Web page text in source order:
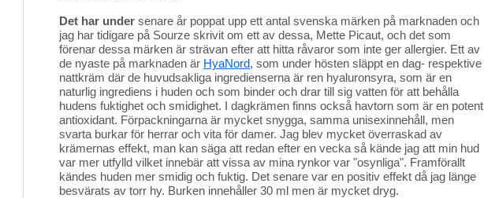
Det har under senare år poppat upp ett antal svenska märken på marknaden och
jag har tidigare på Sourze skrivit om ett av dessa, Mette Picaut, och det som
förenar dessa märken är strävan efter att hitta råvaror som inte ger allergier. Ett av
de nyaste på marknaden är HyaNord, som under hösten släppt en dag- respektive
nattkräm där de huvudsakliga ingredienserna är ren hyaluronsyra, som är en
naturlig ingrediens i huden och som binder och drar till sig vatten för att behålla
hudens fuktighet och smidighet. I dagkrämen finns också havtorn som är en potent
antioxidant. Förpackningarna är mycket snygga, samma unisexinnehåll, men
svarta burkar för herrar och vita för damer. Jag blev mycket överraskad av
krämernas effekt, man kan säga att redan efter en vecka så kände jag att min hud
var mer utfylld vilket innebär att vissa av mina rynkor var "osynliga". Framförallt
kändes huden mer smidig och fuktig. Det senare var en positiv effekt då jag länge
besvärats av torr hy. Burken innehåller 30 ml men är mycket dryg.